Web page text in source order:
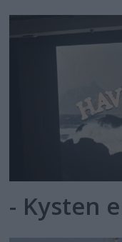
- Kysten